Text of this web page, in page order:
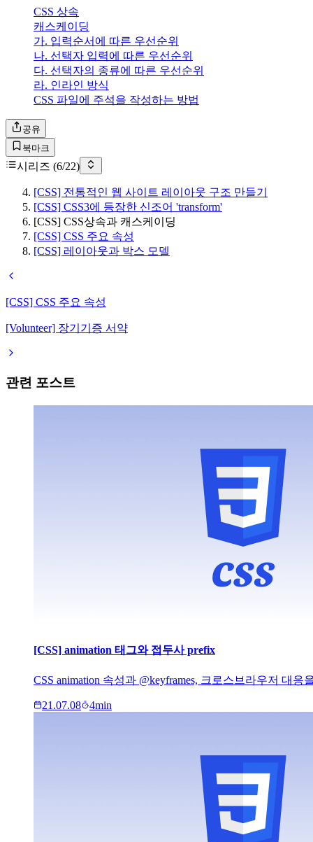
CSS 상속
캐스케이딩
가. 입력순서에 따른 우선순위
나. 선택자 입력에 따른 우선순위
다. 선택자의 종류에 따른 우선순위
라. 인라인 방식
CSS 파일에 주석을 작성하는 방법
공유
북마크
시리즈 (6/22)
[CSS] 전통적인 웹 사이트 레이아웃 구조 만들기
[CSS] CSS3에 등장한 신조어 'transform'
[CSS] CSS상속과 캐스케이딩
[CSS] CSS 주요 속성
[CSS] 레이아웃과 박스 모델
[CSS] CSS 주요 속성
[Volunteer] 장기기증 서약
관련 포스트
[CSS] animation 태그와 접두사 prefix
CSS animation 속성과 @keyframes, 크로스브라우저 대
21.07.08 4min